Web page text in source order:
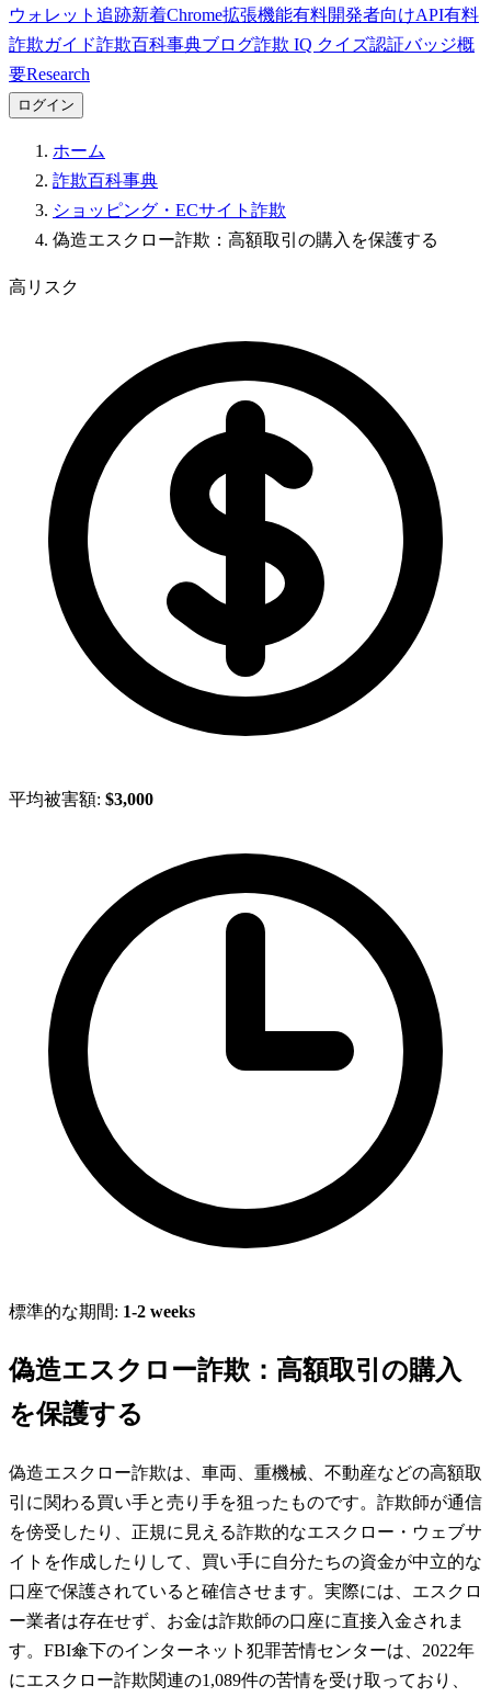
ウォレット追跡新着Chrome拡張機能有料開発者向けAPI有料
詐欺ガイド詐欺百科事典ブログ詐欺 IQ クイズ認証バッジ概
要Research
ログイン
ホーム
詐欺百科事典
ショッピング・ECサイト詐欺
偽造エスクロー詐欺：高額取引の購入を保護する
高リスク
平均被害額: $3,000
標準的な期間: 1-2 weeks
偽造エスクロー詐欺：高額取引の購入
を保護する
偽造エスクロー詐欺は、車両、重機械、不動産などの高額取
引に関わる買い手と売り手を狙ったものです。詐欺師が通信
を傍受したり、正規に見える詐欺的なエスクロー・ウェブサ
イトを作成したりして、買い手に自分たちの資金が中立的な
口座で保護されていると確信させます。実際には、エスクロ
ー業者は存在せず、お金は詐欺師の口座に直接入金されま
す。FBI傘下のインターネット犯罪苦情センターは、2022年
にエスクロー詐欺関連の1,089件の苦情を受け取っており、